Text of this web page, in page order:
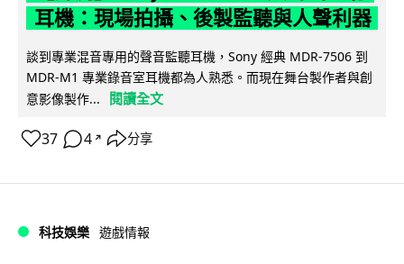
耳機：現場拍攝、後製監聽與人聲利器
談到專業混音專用的聲音監聽耳機，Sony 經典 MDR-7506 到
MDR-M1 專業錄音室耳機都為人熟悉。而現在舞台製作者與創
意影像製作...
閱讀全文
37 4 ↗ 分享
科技娛樂 遊戲情報